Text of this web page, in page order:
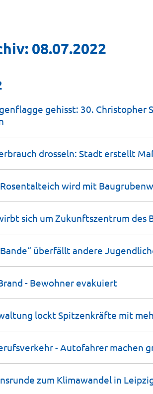
08.07.2022
gehisst: 30. Christopher
drosseln: Stadt erstellt
wird mit
sich um Zukunftszentrum des
überfällt andere
- Bewohner evakuiert
lockt Spitzenkräfte mit
- Autofahrer machen
zum Klimawandel in